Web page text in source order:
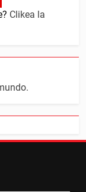
Clikea la